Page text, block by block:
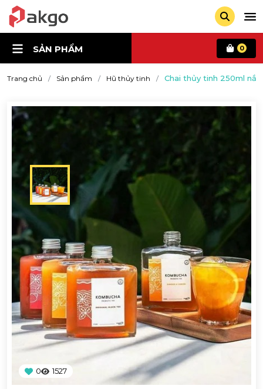
SẢN PHẨM 0
Trang chủ Sản phẩm Hũ thủy tinh Chai thủy tinh 250ml
0 1527